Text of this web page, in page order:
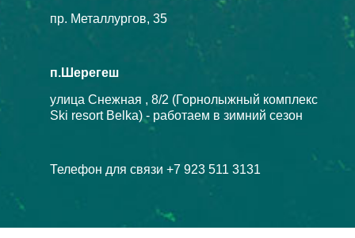
пр. Металлургов, 35
п.Шерегеш
улица Снежная , 8/2 (Горнолыжный комплекс
Ski resort Belka) - работаем в зимний сезон
Телефон для связи +7 923 511 3131